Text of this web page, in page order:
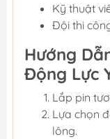
Kỹ thuật
Đội thi
Hướng
Động Lực
Lắp pin
Lựa chọn
lông.